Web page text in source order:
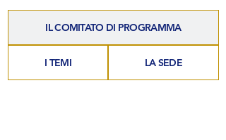
IL COMITATO DI PROGRAMMA
I TEMI LA SEDE